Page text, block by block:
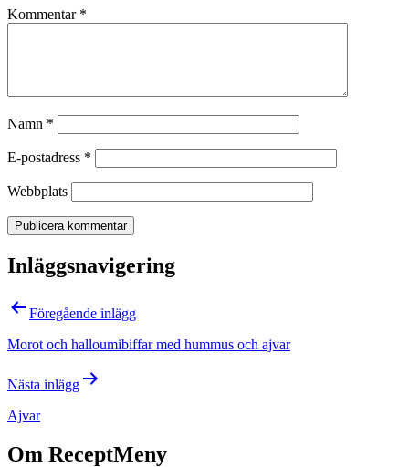
Kommentar *
Namn *
E-postadress *
Webbplats
Inläggsnavigering
Föregående inlägg
Morot och halloumibiffar med hummus och ajvar
Nästa inlägg
Ajvar
Om ReceptMeny